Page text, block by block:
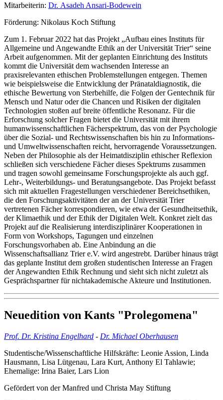
Mitarbeiterin: Dr. Asadeh Ansari-Bodewein
Förderung: Nikolaus Koch Stiftung
Zum 1. Februar 2022 hat das Projekt „Aufbau eines Instituts für
Allgemeine und Angewandte Ethik an der Universität Trier“ seine
Arbeit aufgenommen. Mit der geplanten Einrichtung des Instituts
kommt die Universität dem wachsenden Interesse an
praxisrelevanten ethischen Problemstellungen entgegen. Themen
wie beispielsweise die Entwicklung der Pränataldiagnostik, die
ethische Bewertung von Sterbehilfe, die Folgen der Gentechnik für
Mensch und Natur oder die Chancen und Risiken der digitalen
Technologien stoßen auf breite öffentliche Resonanz. Für die
Erforschung solcher Fragen bietet die Universität mit ihrem
humanwissenschaftlichen Fächerspektrum, das von der Psychologie
über die Sozial- und Rechtswissenschaften bis hin zu Informations-
und Umweltwissenschaften reicht, hervorragende Voraussetzungen.
Neben der Philosophie als der Heimatdisziplin ethischer Reflexion
schließen sich verschiedene Fächer dieses Spektrums zusammen
und tragen sowohl gemeinsame Forschungsprojekte als auch ggf.
Lehr-, Weiterbildungs- und Beratungsangebote. Das Projekt befasst
sich mit aktuellen Fragestellungen verschiedener Bereichsethiken,
die den Forschungsaktivitäten der an der Universität Trier
vertretenen Fächer korrespondieren, wie etwa der Gesundheitsethik,
der Klimaethik und der Ethik der Digitalen Welt. Konkret zielt das
Projekt auf die Realisierung interdisziplinärer Kooperationen in
Form von Workshops, Tagungen und einzelnen
Forschungsvorhaben ab. Eine Anbindung an die
Wissenschaftsallianz Trier e.V. wird angestrebt. Darüber hinaus trägt
das geplante Institut dem großen studentischen Interesse an Fragen
der Angewandten Ethik Rechnung und sieht sich nicht zuletzt als
Gesprächspartner für nichtakademische Akteure und Institutionen.
Neuedition von Kants "Prolegomena"
Prof. Dr. Kristina Engelhard - Dr. Michael Oberhausen
Studentische/Wissenschaftliche Hilfskräfte: Leonie Assion, Linda
Hausmann, Lisa Lütgenau, Lara Kurt, Anthony El Tahlawie;
Ehemalige: Irina Baier, Lars Lion
Gefördert von der Manfred und Christa May Stiftung